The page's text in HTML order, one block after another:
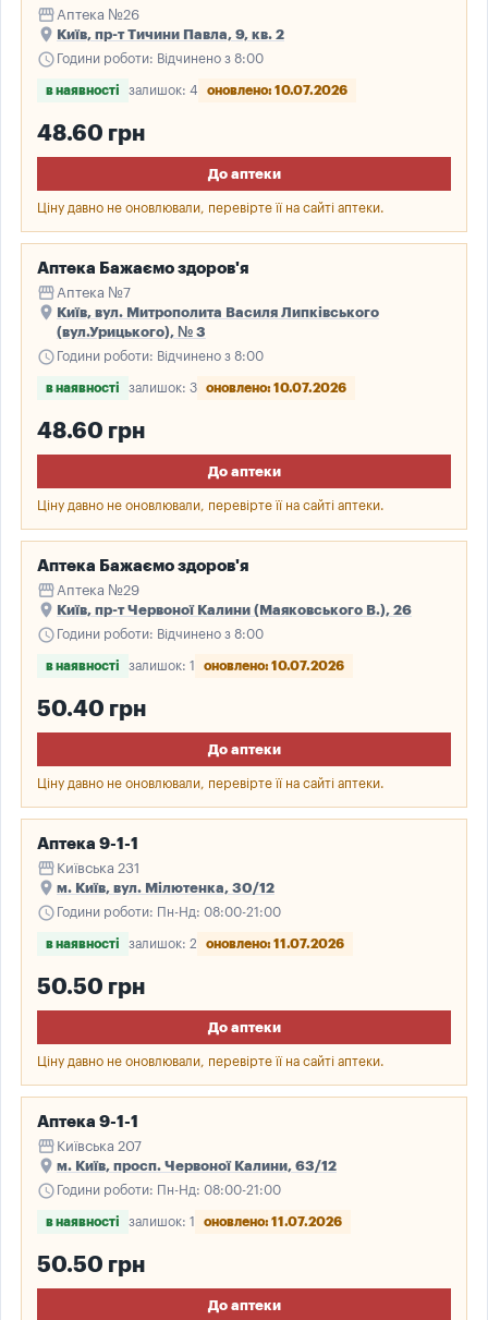
storefront Аптека №26
place Київ, пр-т Тичини Павла, 9, кв. 2
schedule Години роботи: Відчинено з 8:00
в наявності залишок: 4 оновлено: 10.07.2026
48.60 грн
До аптеки
Ціну давно не оновлювали, перевірте її на сайті аптеки.
Аптека Бажаємо здоров'я
storefront Аптека №7
place Київ, вул. Митрополита Василя Липківського
(вул.Урицького), № 3
schedule Години роботи: Відчинено з 8:00
в наявності залишок: 3 оновлено: 10.07.2026
48.60 грн
До аптеки
Ціну давно не оновлювали, перевірте її на сайті аптеки.
Аптека Бажаємо здоров'я
storefront Аптека №29
place Київ, пр-т Червоної Калини (Маяковського В.), 26
schedule Години роботи: Відчинено з 8:00
в наявності залишок: 1 оновлено: 10.07.2026
50.40 грн
До аптеки
Ціну давно не оновлювали, перевірте її на сайті аптеки.
Аптека 9-1-1
storefront Київська 231
place м. Київ, вул. Мілютенка, 30/12
schedule Години роботи: Пн-Нд: 08:00-21:00
в наявності залишок: 2 оновлено: 11.07.2026
50.50 грн
До аптеки
Ціну давно не оновлювали, перевірте її на сайті аптеки.
Аптека 9-1-1
storefront Київська 207
place м. Київ, просп. Червоної Калини, 63/12
schedule Години роботи: Пн-Нд: 08:00-21:00
в наявності залишок: 1 оновлено: 11.07.2026
50.50 грн
До аптеки